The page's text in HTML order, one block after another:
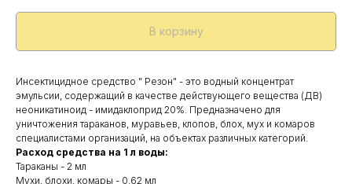
В корзину
Инсектицидное средство " Резон" - это водный концентрат
эмульсии, содержащий в качестве действующего вещества (ДВ)
неоникатиноид - имидаклоприд 20%. Предназначено для
уничтожения тараканов, муравьев, клопов, блох, мух и комаров
специалистами организаций, на объектах различных категорий.
Расход средства на 1 л воды:
Тараканы - 2 мл
Мухи, блохи, комары - 0,62 мл